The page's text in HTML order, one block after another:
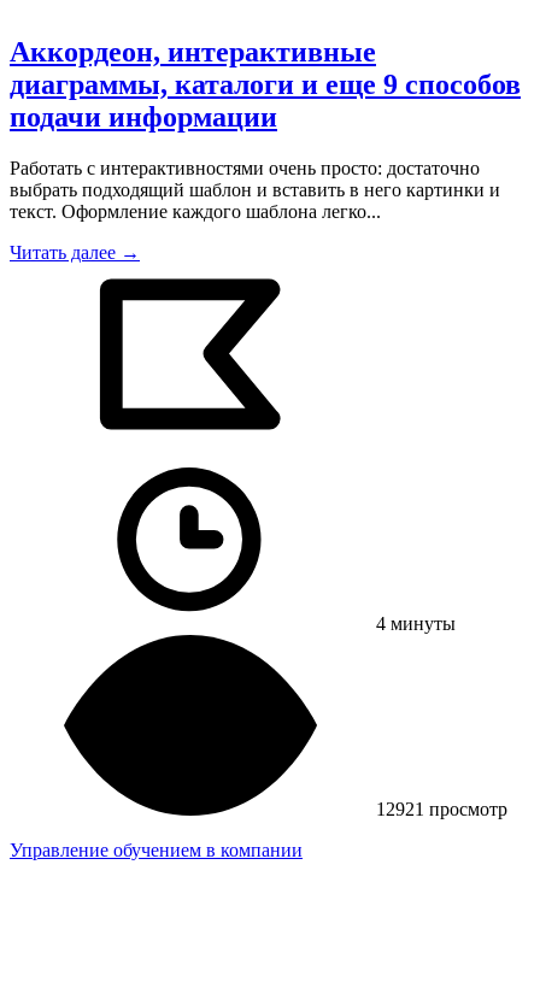
Аккордеон, интерактивные
диаграммы, каталоги и еще 9 способов
подачи информации
Работать с интерактивностями очень просто: достаточно
выбрать подходящий шаблон и вставить в него картинки и
текст. Оформление каждого шаблона легко...
Читать далее →
4 минуты
12921 просмотр
Управление обучением в компании